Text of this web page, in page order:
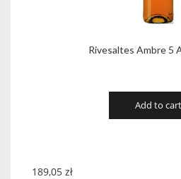
Rivesaltes Ambre 5
Add to cart
189,05 zł